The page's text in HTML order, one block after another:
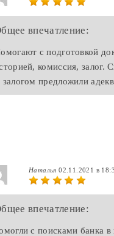
впечатление:
с подготовкой
комиссия, залог.
предложили
Наталья02.11.2021 в
впечатление:
с поисками банка